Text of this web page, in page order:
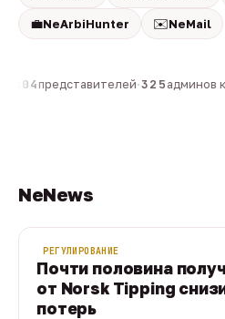
💼NeArbiHunter ✉️NeMail
804представителей·325 админов
NeNews
РЕГУЛИРОВАНИЕ
Почти половина
от Norsk Tipping
потерь